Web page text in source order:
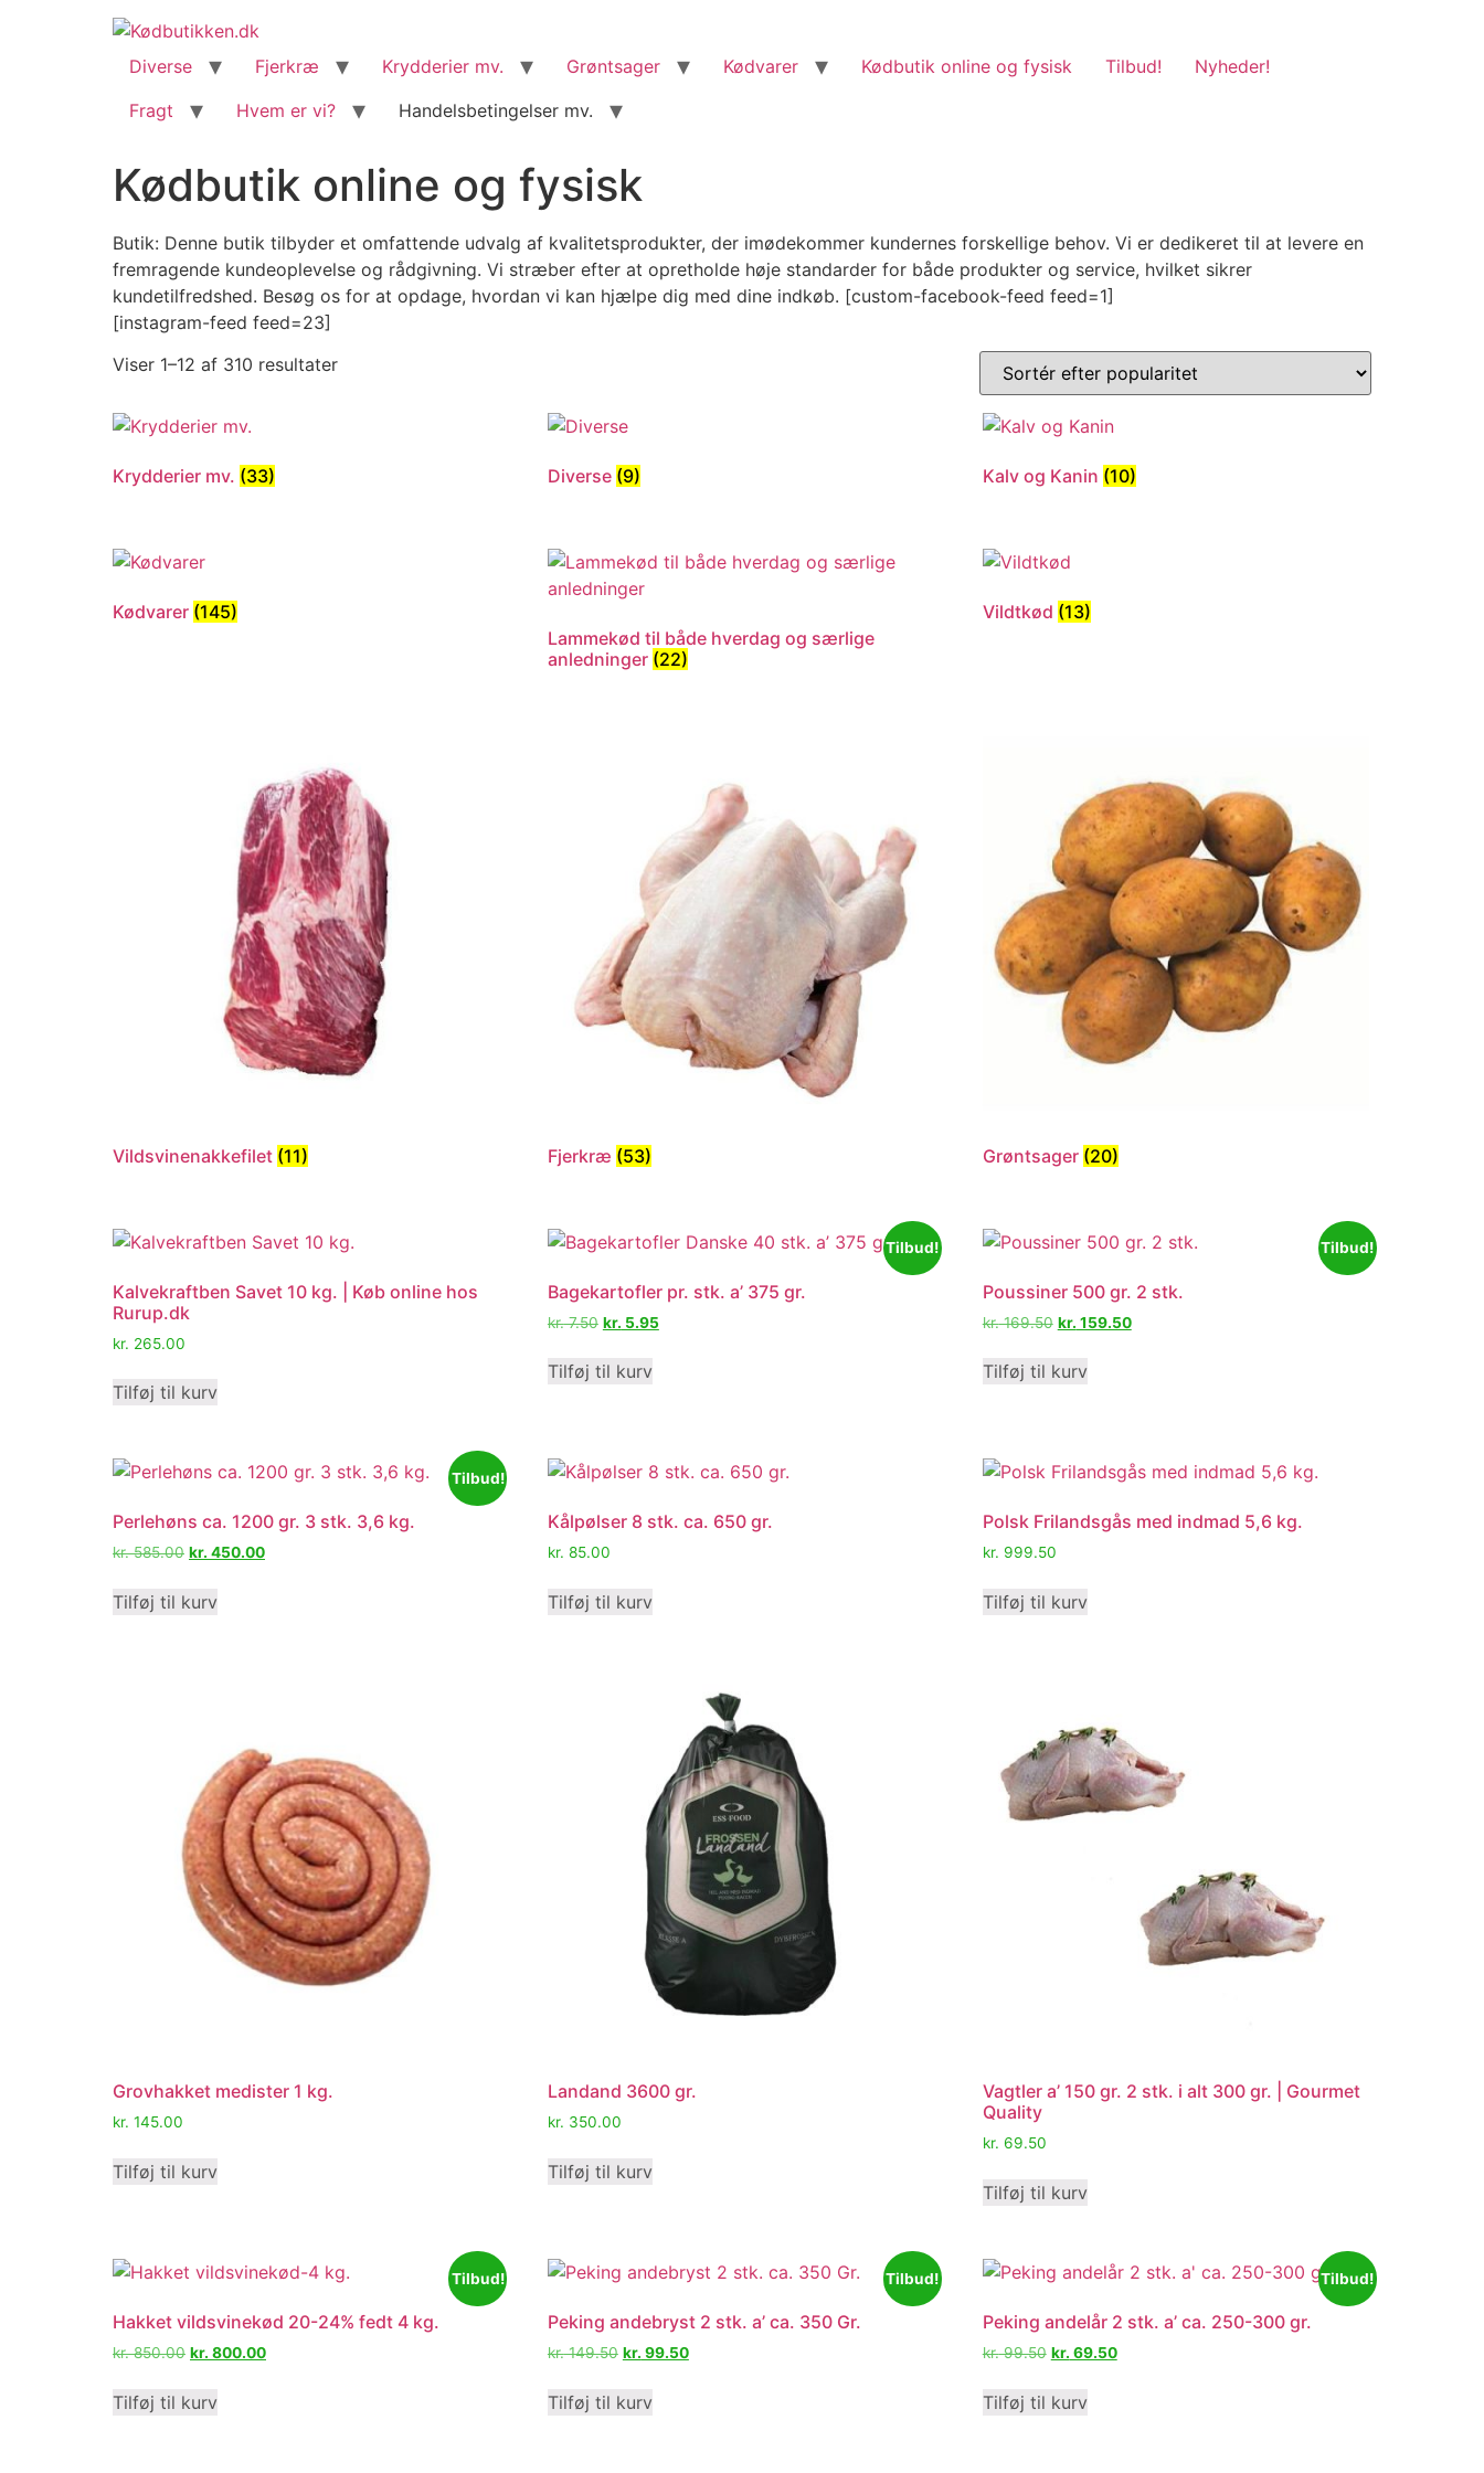
Diverse Fjerkræ Krydderier mv. Grøntsager Kødvarer Kødbutik online og fysisk Tilbud!
Nyheder!
Fragt
Hvem er vi? Handelsbetingelser mv.
Kødbutik online og fysisk
Butik: Denne butik tilbyder et omfattende udvalg af kvalitetsprodukter, der imødekommer kundernes forskellige behov. Vi er dedikeret til at levere en
fremragende kundeoplevelse og rådgivning. Vi stræber efter at opretholde høje standarder for både produkter og service, hvilket sikrer
kundetilfredshed. Besøg os for at opdage, hvordan vi kan hjælpe dig med dine indkøb. [custom-facebook-feed feed=1]
[instagram-feed feed=23]
Viser 1–12 af 310 resultater
Krydderier mv. (33) Diverse (9) Kalv og Kanin (10)
Kødvarer (145)
Lammekød til både hverdag og særlige
anledninger (22)
Vildtkød (13)
Vildsvinenakkefilet (11) Fjerkræ (53) Grøntsager (20)
Kalvekraftben Savet 10 kg. | Køb online hos
Rurup.dk
kr. 265.00
Tilføj til kurv
Tilbud!
Bagekartofler pr. stk. a’ 375 gr.
kr.7.50 kr. 5.95
Tilføj til kurv
Tilbud!
Poussiner 500 gr. 2 stk.
kr.169.50 kr. 159.50
Tilføj til kurv
Tilbud!
Perlehøns ca. 1200 gr. 3 stk. 3,6 kg.
kr.585.00 kr. 450.00
Tilføj til kurv
Kålpølser 8 stk. ca. 650 gr.
kr. 85.00
Tilføj til kurv
Polsk Frilandsgås med indmad 5,6 kg.
kr. 999.50
Tilføj til kurv
Grovhakket medister 1 kg.
kr. 145.00
Tilføj til kurv
Landand 3600 gr.
kr. 350.00
Tilføj til kurv
Vagtler a’ 150 gr. 2 stk. i alt 300 gr. | Gourmet
Quality
kr. 69.50
Tilføj til kurv
Tilbud!
Hakket vildsvinekød 20-24% fedt 4 kg.
kr.850.00 kr. 800.00
Tilføj til kurv
Tilbud!
Peking andebryst 2 stk. a’ ca. 350 Gr.
kr.149.50 kr. 99.50
Tilføj til kurv
Tilbud!
Peking andelår 2 stk. a’ ca. 250-300 gr.
kr.99.50 kr. 69.50
Tilføj til kurv